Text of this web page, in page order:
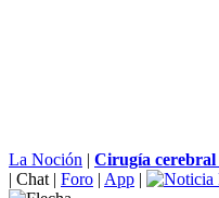
La Noción | Cirugía
| Chat | Foro | App |